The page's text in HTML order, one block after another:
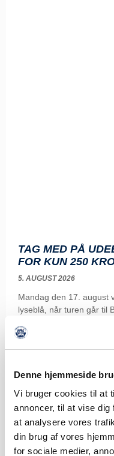
Denne hjemmeside
Vi bruger cookies til at
annoncer, til at vise
at analysere vores
din brug af vores
for sociale medier,
TAG MED PÅ
FOR KUN 250
5. AUGUST 2026
Mandag den 17. august
lyseblå, når turen går til
LÆS MERE